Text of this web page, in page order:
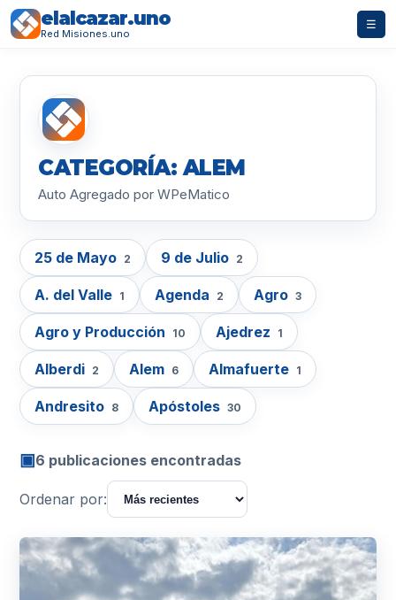
elalcazar.uno
Red Misiones.uno
☰
CATEGORÍA: ALEM
Auto Agregado por WPeMatico
25 de Mayo 2 9 de Julio 2
A. del Valle 1 Agenda 2 Agro 3
Agro y Producción 10 Ajedrez 1
Alberdi 2 Alem 6 Almafuerte 1
Andresito 8 Apóstoles 30
▣6 publicaciones encontradas
Ordenar por: